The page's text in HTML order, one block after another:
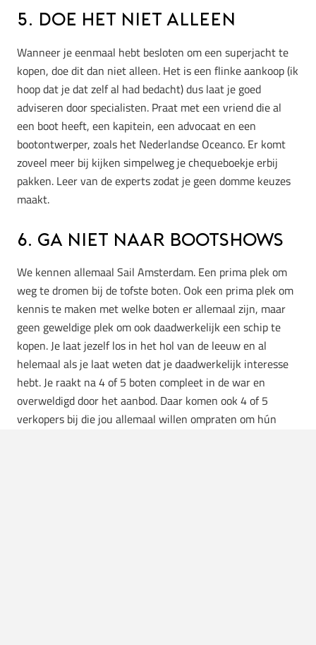
5. Doe het niet alleen
Wanneer je eenmaal hebt besloten om een superjacht te
kopen, doe dit dan niet alleen. Het is een flinke aankoop (ik
hoop dat je dat zelf al had bedacht) dus laat je goed
adviseren door specialisten. Praat met een vriend die al
een boot heeft, een kapitein, een advocaat en een
bootontwerper, zoals het Nederlandse Oceanco. Er komt
zoveel meer bij kijken simpelweg je chequeboekje erbij
pakken. Leer van de experts zodat je geen domme keuzes
maakt.
6. Ga niet naar bootshows
We kennen allemaal Sail Amsterdam. Een prima plek om
weg te dromen bij de tofste boten. Ook een prima plek om
kennis te maken met welke boten er allemaal zijn, maar
geen geweldige plek om ook daadwerkelijk een schip te
kopen. Je laat jezelf los in het hol van de leeuw en al
helemaal als je laat weten dat je daadwerkelijk interesse
hebt. Je raakt na 4 of 5 boten compleet in de war en
overweldigd door het aanbod. Daar komen ook 4 of 5
verkopers bij die jou allemaal willen ompraten om hún